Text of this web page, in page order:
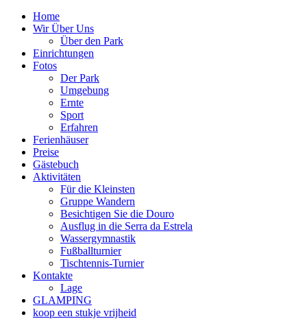
Home
Wir Über Uns
Über den Park
Einrichtungen
Fotos
Der Park
Umgebung
Ernte
Sport
Erfahren
Ferienhäuser
Preise
Gästebuch
Aktivitäten
Für die Kleinsten
Gruppe Wandern
Besichtigen Sie die Douro
Ausflug in die Serra da Estrela
Wassergymnastik
Fußballturnier
Tischtennis-Turnier
Kontakte
Lage
GLAMPING
koop een stukje vrijheid